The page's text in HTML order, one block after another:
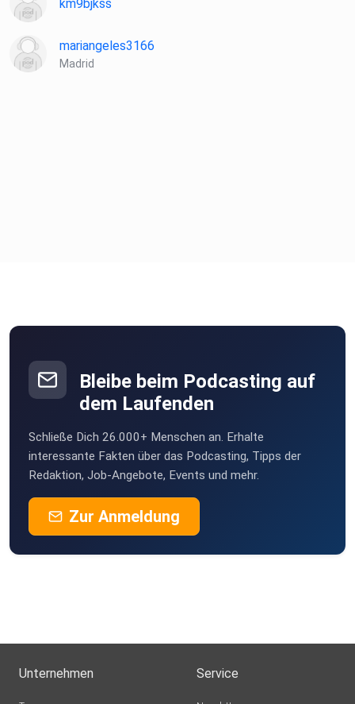
km9bjkss
mariangeles3166
Madrid
Bleibe beim Podcasting auf
dem Laufenden
Schließe Dich 26.000+ Menschen an. Erhalte
interessante Fakten über das Podcasting, Tipps der
Redaktion, Job-Angebote, Events und mehr.
Zur Anmeldung
Unternehmen Service